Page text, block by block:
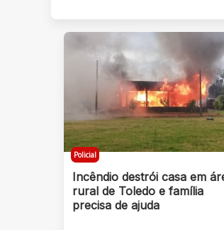
Policial
Incêndio destrói casa em
rural de Toledo e família
precisa de ajuda